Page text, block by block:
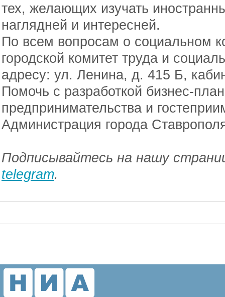
тех, желающих изучать
наглядней и интересней.
По всем вопросам о социальном
городской комитет труда и
адресу: ул. Ленина, д. 415 Б,
Помочь с разработкой бизнес-
предпринимательства и
Администрация города
Подписывайтесь на нашу
telegram.